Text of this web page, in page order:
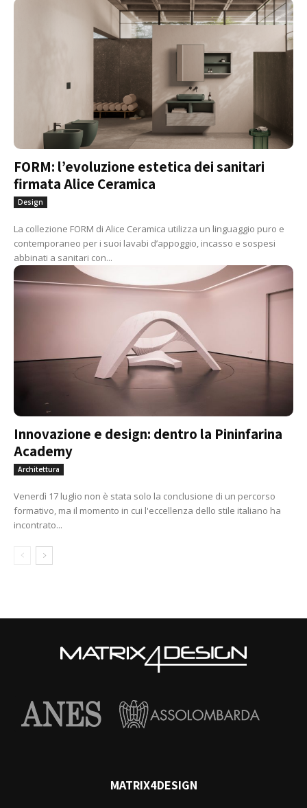
FORM: l’evoluzione estetica dei sanitari
firmata Alice Ceramica
Design
La collezione FORM di Alice Ceramica utilizza un linguaggio puro e
contemporaneo per i suoi lavabi d’appoggio, incasso e sospesi
abbinati a sanitari con...
Innovazione e design: dentro la Pininfarina
Academy
Architettura
Venerdì 17 luglio non è stata solo la conclusione di un percorso
formativo, ma il momento in cui l'eccellenza dello stile italiano ha
incontrato...
MATRIX4DESIGN